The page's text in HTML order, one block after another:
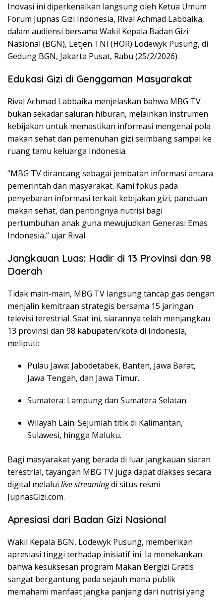
Inovasi ini diperkenalkan langsung oleh Ketua Umum
Forum Jupnas Gizi Indonesia, Rival Achmad Labbaika,
dalam audiensi bersama Wakil Kepala Badan Gizi
Nasional (BGN), Letjen TNI (HOR) Lodewyk Pusung, di
Gedung BGN, Jakarta Pusat, Rabu (25/2/2026).
Edukasi Gizi di Genggaman Masyarakat
Rival Achmad Labbaika menjelaskan bahwa MBG TV
bukan sekadar saluran hiburan, melainkan instrumen
kebijakan untuk memastikan informasi mengenai pola
makan sehat dan pemenuhan gizi seimbang sampai ke
ruang tamu keluarga Indonesia.
“MBG TV dirancang sebagai jembatan informasi antara
pemerintah dan masyarakat. Kami fokus pada
penyebaran informasi terkait kebijakan gizi, panduan
makan sehat, dan pentingnya nutrisi bagi
pertumbuhan anak guna mewujudkan Generasi Emas
Indonesia,” ujar Rival.
Jangkauan Luas: Hadir di 13 Provinsi dan 98
Daerah
Tidak main-main, MBG TV langsung tancap gas dengan
menjalin kemitraan strategis bersama 15 jaringan
televisi terestrial. Saat ini, siarannya telah menjangkau
13 provinsi dan 98 kabupaten/kota di Indonesia,
meliputi:
Pulau Jawa: Jabodetabek, Banten, Jawa Barat,
Jawa Tengah, dan Jawa Timur.
Sumatera: Lampung dan Sumatera Selatan.
Wilayah Lain: Sejumlah titik di Kalimantan,
Sulawesi, hingga Maluku.
Bagi masyarakat yang berada di luar jangkauan siaran
terestrial, tayangan MBG TV juga dapat diakses secara
digital melalui live streamingdi situs resmi
JupnasGizi.com.
Apresiasi dari Badan Gizi Nasional
Wakil Kepala BGN, Lodewyk Pusung, memberikan
apresiasi tinggi terhadap inisiatif ini. Ia menekankan
bahwa kesuksesan program Makan Bergizi Gratis
sangat bergantung pada sejauh mana publik
memahami manfaat jangka panjang dari nutrisi yang